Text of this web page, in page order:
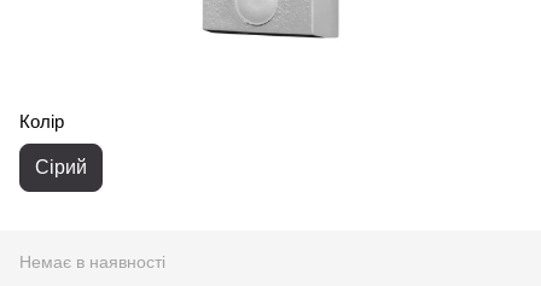
Колір
Сірий
Немає в наявності